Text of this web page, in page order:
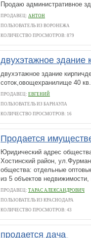
Продаю административное
ПРОДАВЕЦ: АНТОН
ПОЛЬЗОВАТЕЛЬ ИЗ ВОРОНЕЖА
КОЛИЧЕСТВО ПРОСМОТРОВ: 879
двухэтажное здание
двухэтажное здание
соток,овощехранилище 40
ПРОДАВЕЦ: ЕВГЕНИЙ
ПОЛЬЗОВАТЕЛЬ ИЗ БАРНАУЛА
КОЛИЧЕСТВО ПРОСМОТРОВ: 16
Продается
Юридический адрес
Хостинский район,
общества: отдельные
из 5 объектов
ПРОДАВЕЦ: ТАРАС АЛЕКСАНДРОВИЧ
ПОЛЬЗОВАТЕЛЬ ИЗ КРАСНОДАРА
КОЛИЧЕСТВО ПРОСМОТРОВ: 43
продается дача